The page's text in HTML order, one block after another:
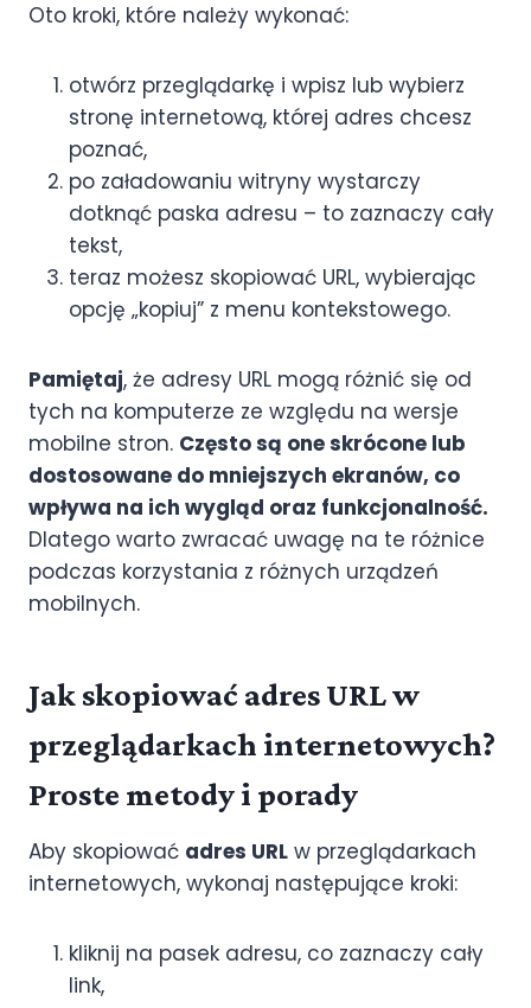
Oto kroki, które należy wykonać:
otwórz przeglądarkę i wpisz lub wybierz
stronę internetową, której adres chcesz
poznać,
po załadowaniu witryny wystarczy
dotknąć paska adresu – to zaznaczy cały
tekst,
teraz możesz skopiować URL, wybierając
opcję „kopiuj” z menu kontekstowego.
Pamiętaj, że adresy URL mogą różnić się od
tych na komputerze ze względu na wersje
mobilne stron. Często są one skrócone lub
dostosowane do mniejszych ekranów, co
wpływa na ich wygląd oraz funkcjonalność.
Dlatego warto zwracać uwagę na te różnice
podczas korzystania z różnych urządzeń
mobilnych.
Jak skopiować adres URL w
przeglądarkach internetowych?
Proste metody i porady
Aby skopiować adres URL w przeglądarkach
internetowych, wykonaj następujące kroki:
kliknij na pasek adresu, co zaznaczy cały
link,